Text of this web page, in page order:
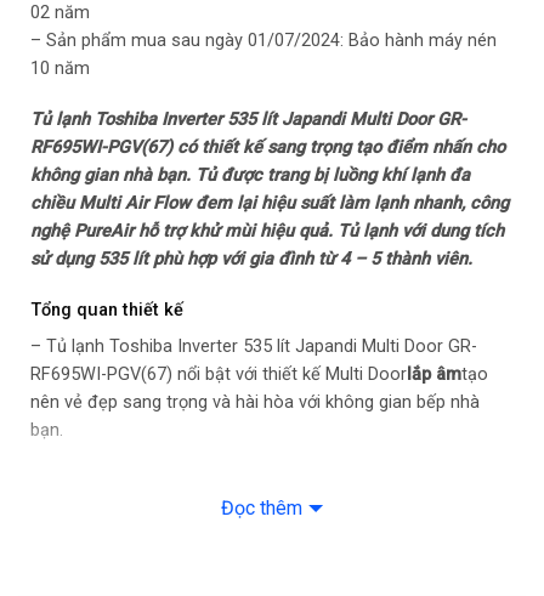
Mức tiêu thụ điện năng
Công suất tiêu thụ công bố theo TCVN: 525 kWh/năm
Công nghệ tiết kiệm điện: Origin Inverter
Công nghệ bảo quản và làm lạnh
Công nghệ làm lạnh: Luồng khí lạnh đa chiều Multi Air Flow
Công nghệ bảo quản thực phẩm: Ngăn Hydro Fresh duy trì độ
ẩm Ngăn Flexible Zone chuyển đổi linh hoạt 2 chế độ
Công nghệ kháng khuẩn, khử mùi: Khử mùi diệt khuẩn với công
nghệ PureAir
Tiện ích: Thiết kế lắp âm
02 năm
– Sản phẩm mua sau ngày 01/07/2024: Bảo hành máy nén
10 năm
Tủ lạnh Toshiba Inverter 535 lít Japandi Multi Door GR-
RF695WI-PGV(67) có thiết kế sang trọng tạo điểm nhấn cho
không gian nhà bạn. Tủ được trang bị luồng khí lạnh đa
chiều Multi Air Flow đem lại hiệu suất làm lạnh nhanh, công
nghệ PureAir hỗ trợ khử mùi hiệu quả. Tủ lạnh với dung tích
sử dụng 535 lít phù hợp với gia đình từ 4 – 5 thành viên.
Tổng quan thiết kế
– Tủ lạnh Toshiba Inverter 535 lít Japandi Multi Door GR-
RF695WI-PGV(67) nổi bật với thiết kế Multi Door lắp âmtạo
nên vẻ đẹp sang trọng và hài hòa với không gian bếp nhà
bạn.
thẩm mỹ cao, dễ dàng vệ sinh giữ cho tủ luôn sáng bóng.
Đọc thêm